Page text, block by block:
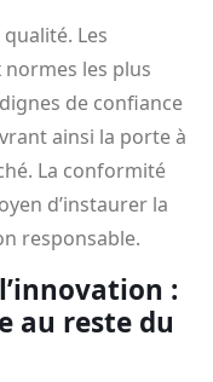
Les
les plus
de confiance
ainsi la porte à
La conformité
d’instaurer la
responsable.
:
au reste du